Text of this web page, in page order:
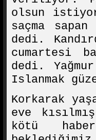
olsun
saçma
dedi.
cumartesi
dedi.
Islanmak
Korkarak
eve
kötü